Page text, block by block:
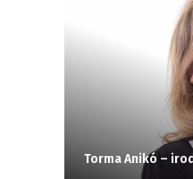
Torma Anikó –